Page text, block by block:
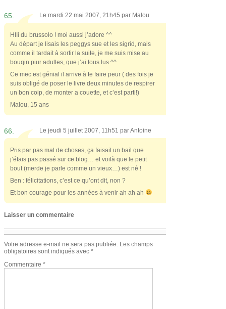
65. Le mardi 22 mai 2007, 21h45 par Malou
HIIi du brussolo ! moi aussi j’adore ^^
Au départ je lisais les peggys sue et les sigrid, mais
comme il tardait à sortir la suite, je me suis mise au
bouqin piur adultes, que j’ai tous lus ^^
Ce mec est génial il arrive à te faire peur ( des fois je
suis obligé de poser le livre deux minutes de respirer
un bon coip, de monter a couette, et c’est parti!)
Malou, 15 ans
66. Le jeudi 5 juillet 2007, 11h51 parAntoine
Pris par pas mal de choses, ça faisait un bail que
j’étais pas passé sur ce blog… et voilà que le petit
bout (merde je parle comme un vieux…) est né !
Ben : félicitations, c’est ce qu’ont dit, non ?
Et bon courage pour les années à venir ah ah ah
Laisser un commentaire
Votre adresse e-mail ne sera pas publiée. Les champs
obligatoires sont indiqués avec *
Commentaire *